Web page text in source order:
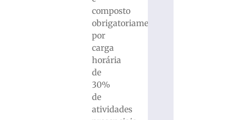
composto
obrigatoriamente
por
carga
horária
de
30%
de
atividades